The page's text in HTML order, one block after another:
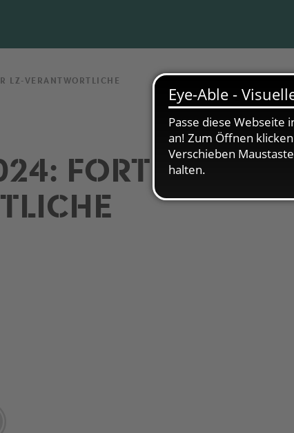
LZ-VERANTWORTLICHE
FORTBILDUNG